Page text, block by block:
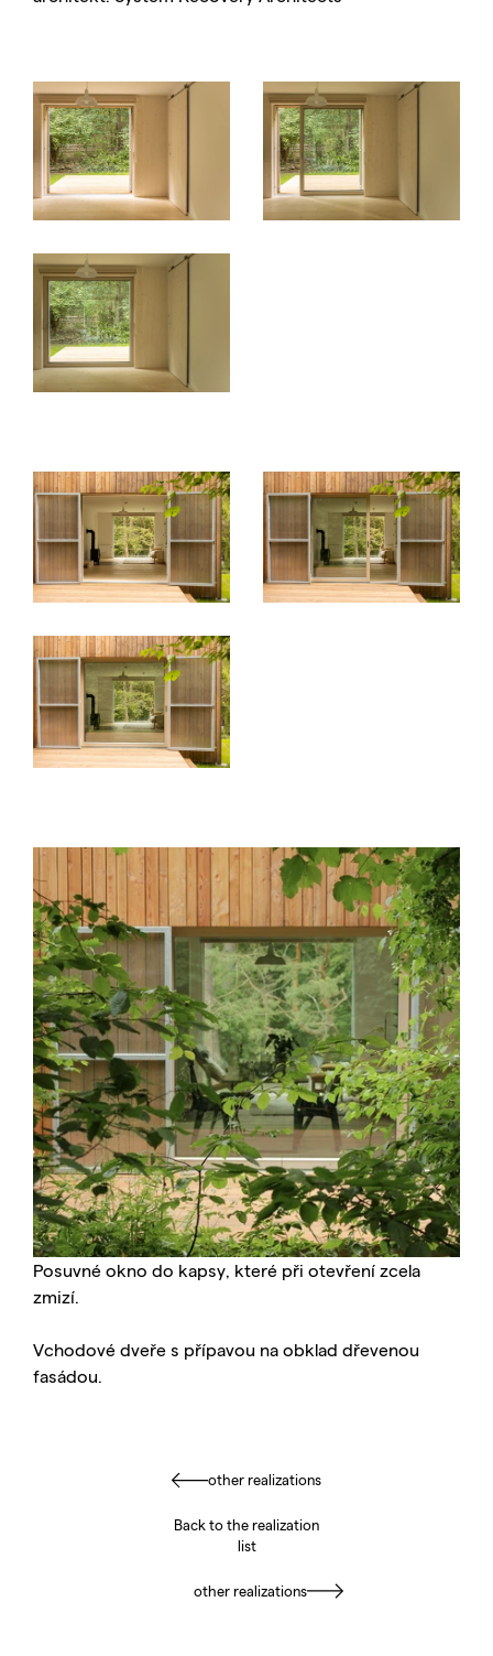
Posuvné okno do kapsy, které při otevření zcela
zmizí.
Vchodové dveře s přípavou na obklad dřevenou
fasádou.
other realizations
Back to the realization
list
other realizations